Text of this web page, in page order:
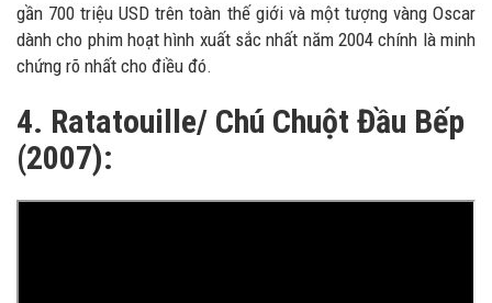
gần 700 triệu USD trên toàn thế giới và một tượng vàng Oscar
dành cho phim hoạt hình xuất sắc nhất năm 2004 chính là minh
chứng rõ nhất cho điều đó.
4. Ratatouille/ Chú Chuột Đầu Bếp
(2007):